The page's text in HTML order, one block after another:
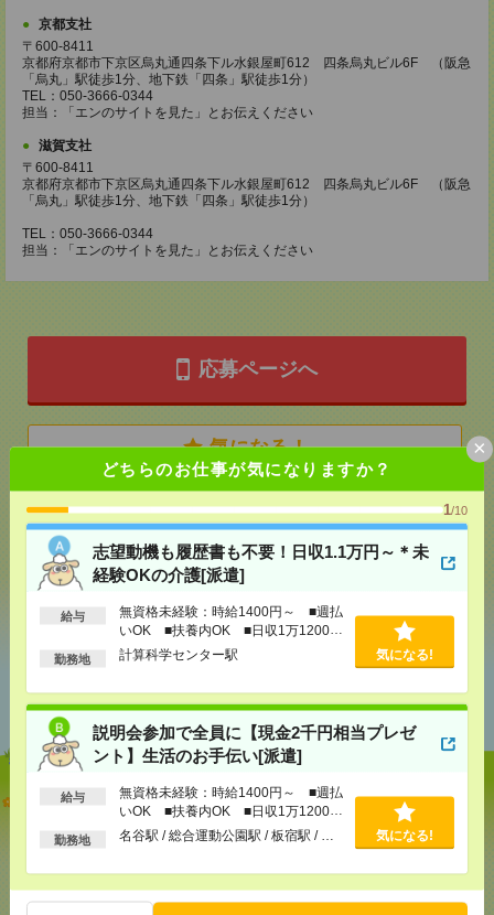
どちらのお仕事が気になりますか？
1/10
志望動機も履歴書も不要！日収1.1万円～＊未
経験OKの介護[派遣]
給与
無資格未経験：時給1400円～ ■週払
いOK ■扶養内OK ■日収1万1200円
以上
勤務地 計算科学センター駅 気になる!
説明会参加で全員に【現金2千円相当プレゼ
ント】生活のお手伝い[派遣]
給与
無資格未経験：時給1400円～ ■週払
いOK ■扶養内OK ■日収1万1200円
以上
勤務地 名谷駅 / 総合運動公園駅 / 板宿駅 / … 気になる!
×
京都支社
〒600-8411
京都府京都市下京区烏丸通四条下ル水銀屋町612 四条烏丸ビル6F （阪急
「烏丸」駅徒歩1分、地下鉄「四条」駅徒歩1分）
TEL：050-3666-0344
担当：「エンのサイトを見た」とお伝えください
滋賀支社
〒600-8411
京都府京都市下京区烏丸通四条下ル水銀屋町612 四条烏丸ビル6F （阪急
「烏丸」駅徒歩1分、地下鉄「四条」駅徒歩1分）
TEL：050-3666-0344
担当：「エンのサイトを見た」とお伝えください
応募ページへ
気になる！
メールで送る LINEで送る
おすすめ
志望動機も履歴書も不要！日収1.1万円～＊未経験OK
の介護[派遣]
OK ■扶養内OK ■日収1万1200円以上
交通費全額支給
気になる！